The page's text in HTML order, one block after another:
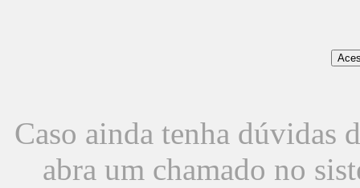
Caso ainda tenha dúvidas
abra um chamado no